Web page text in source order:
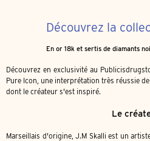
Découvrez la
En or 18k et sertis de diamants
Découvrez en exclusivité au
Pure Icon, une interprétation très réussie
dont le créateur s'est inspiré.
Le
Marseillais d'origine, J.M Skalli est un